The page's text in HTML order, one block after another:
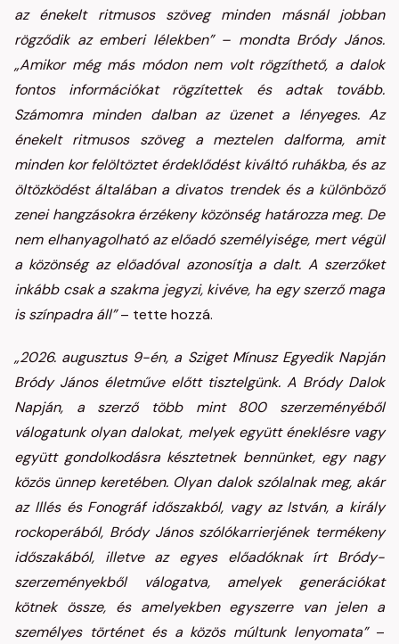
az énekelt ritmusos szöveg minden másnál jobban
rögződik az emberi lélekben” – mondta Bródy János.
„Amikor még más módon nem volt rögzíthető, a dalok
fontos információkat rögzítettek és adtak tovább.
Számomra minden dalban az üzenet a lényeges. Az
énekelt ritmusos szöveg a meztelen dalforma, amit
minden kor felöltöztet érdeklődést kiváltó ruhákba, és az
öltözködést általában a divatos trendek és a különböző
zenei hangzásokra érzékeny közönség határozza meg. De
nem elhanyagolható az előadó személyisége, mert végül
a közönség az előadóval azonosítja a dalt. A szerzőket
inkább csak a szakma jegyzi, kivéve, ha egy szerző maga
is színpadra áll”– tette hozzá.
„2026. augusztus 9-én, a Sziget Mínusz Egyedik Napján
Bródy János életműve előtt tisztelgünk. A Bródy Dalok
Napján, a szerző több mint 800 szerzeményéből
válogatunk olyan dalokat, melyek együtt éneklésre vagy
együtt gondolkodásra késztetnek bennünket, egy nagy
közös ünnep keretében. Olyan dalok szólalnak meg, akár
az Illés és Fonográf időszakból, vagy az István, a király
rockoperából, Bródy János szólókarrierjének termékeny
időszakából, illetve az egyes előadóknak írt Bródy-
szerzeményekből válogatva, amelyek generációkat
kötnek össze, és amelyekben egyszerre van jelen a
személyes történet és a közös múltunk lenyomata”–